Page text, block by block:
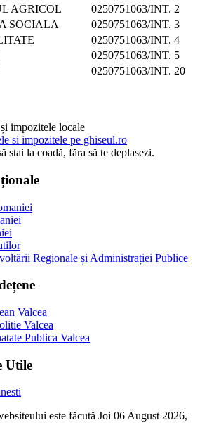
AGRICOL
0250751063/INT. 2
SOCIALA
0250751063/INT. 3
0250751063/INT. 4
0250751063/INT. 5
0250751063/INT. 20
impozitele locale
stai la coadă, făra să te deplasezi.
Regionale și Administrației Publice
Valcea
Valcea
Publica Valcea
Utile
este făcută Joi 06 August 2026,